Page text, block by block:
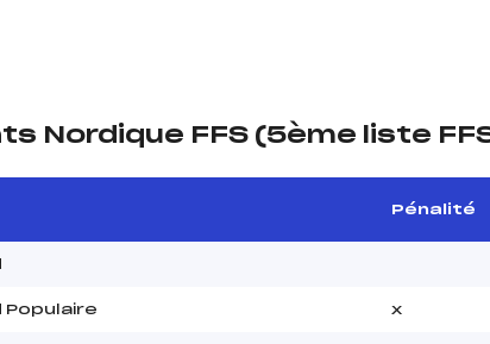
Nordique FFS (5ème liste
Pénalité
Populaire x